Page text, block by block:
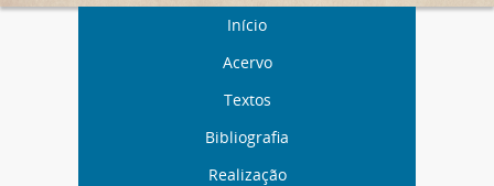
Início
Acervo
Textos
Bibliografia
Realização